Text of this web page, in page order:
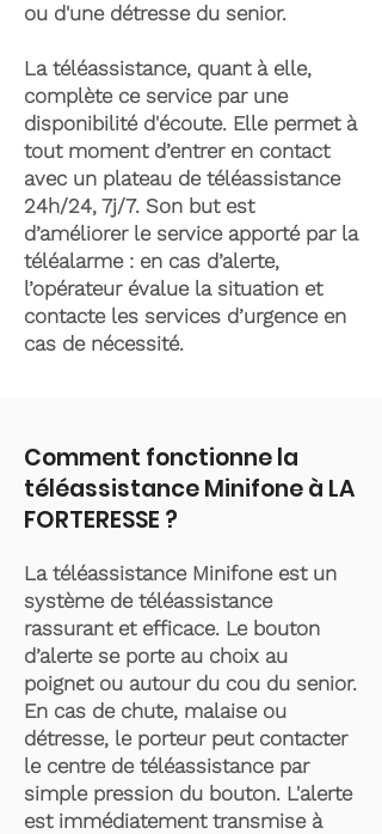
ou d'une détresse du senior.
La téléassistance, quant à elle,
complète ce service par une
disponibilité d'écoute. Elle permet à
tout moment d’entrer en contact
avec un plateau de téléassistance
24h/24, 7j/7. Son but est
d’améliorer le service apporté par la
téléalarme : en cas d’alerte,
l’opérateur évalue la situation et
contacte les services d’urgence en
cas de nécessité.
Comment fonctionne la
téléassistance Minifone à LA
FORTERESSE ?
La téléassistance Minifone est un
système de téléassistance
rassurant et efficace. Le bouton
d’alerte se porte au choix au
poignet ou autour du cou du senior.
En cas de chute, malaise ou
détresse, le porteur peut contacter
le centre de téléassistance par
simple pression du bouton. L'alerte
est immédiatement transmise à